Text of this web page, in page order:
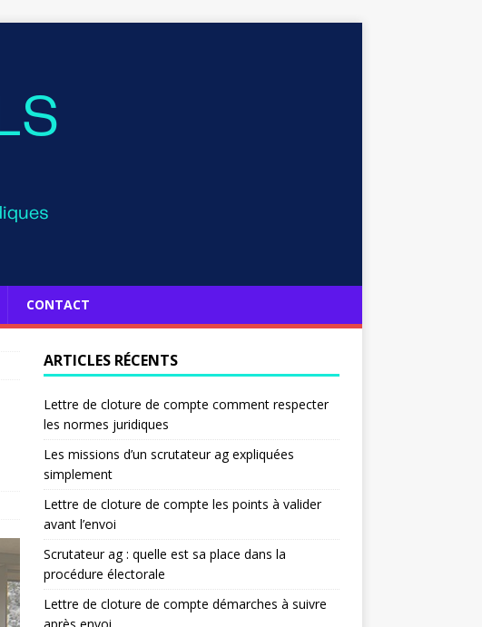
CONTACT
ARTICLES RÉCENTS
Lettre de cloture de compte comment respecter
les normes juridiques
Les missions d’un scrutateur ag expliquées
simplement
Lettre de cloture de compte les points à valider
avant l’envoi
Scrutateur ag : quelle est sa place dans la
procédure électorale
Lettre de cloture de compte démarches à suivre